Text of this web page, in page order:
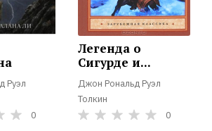
Руэл
0
Легенда о
Сигурде и...
Джон Рональд Руэл
Толкин
0